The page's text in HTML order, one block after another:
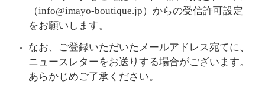
（info@imayo-boutique.jp）からの受信許可設定
をお願いします。
なお、ご登録いただいたメールアドレス宛てに、
ニュースレターをお送りする場合がございます。
あらかじめご了承ください。